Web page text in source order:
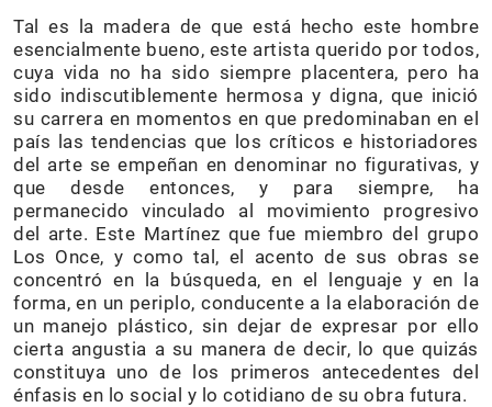
Tal es la madera de que está hecho este hombre
esencialmente bueno, este artista querido por todos,
cuya vida no ha sido siempre placentera, pero ha
sido indiscutiblemente hermosa y digna, que inició
su carrera en momentos en que predominaban en el
país las tendencias que los críticos e historiadores
del arte se empeñan en denominar no figurativas, y
que desde entonces, y para siempre, ha
permanecido vinculado al movimiento progresivo
del arte. Este Martínez que fue miembro del grupo
Los Once, y como tal, el acento de sus obras se
concentró en la búsqueda, en el lenguaje y en la
forma, en un periplo, conducente a la elaboración de
un manejo plástico, sin dejar de expresar por ello
cierta angustia a su manera de decir, lo que quizás
constituya uno de los primeros antecedentes del
énfasis en lo social y lo cotidiano de su obra futura.